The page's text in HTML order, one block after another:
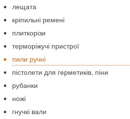
лещата
кріпильні ремені
плиткорізи
терморіжучі пристрої
пили ручні
пістолети для герметиків, піни
рубанки
ножі
гнучкі вали